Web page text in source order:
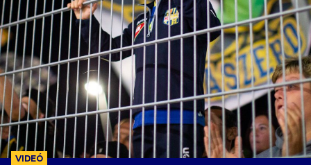
VIDEÓ